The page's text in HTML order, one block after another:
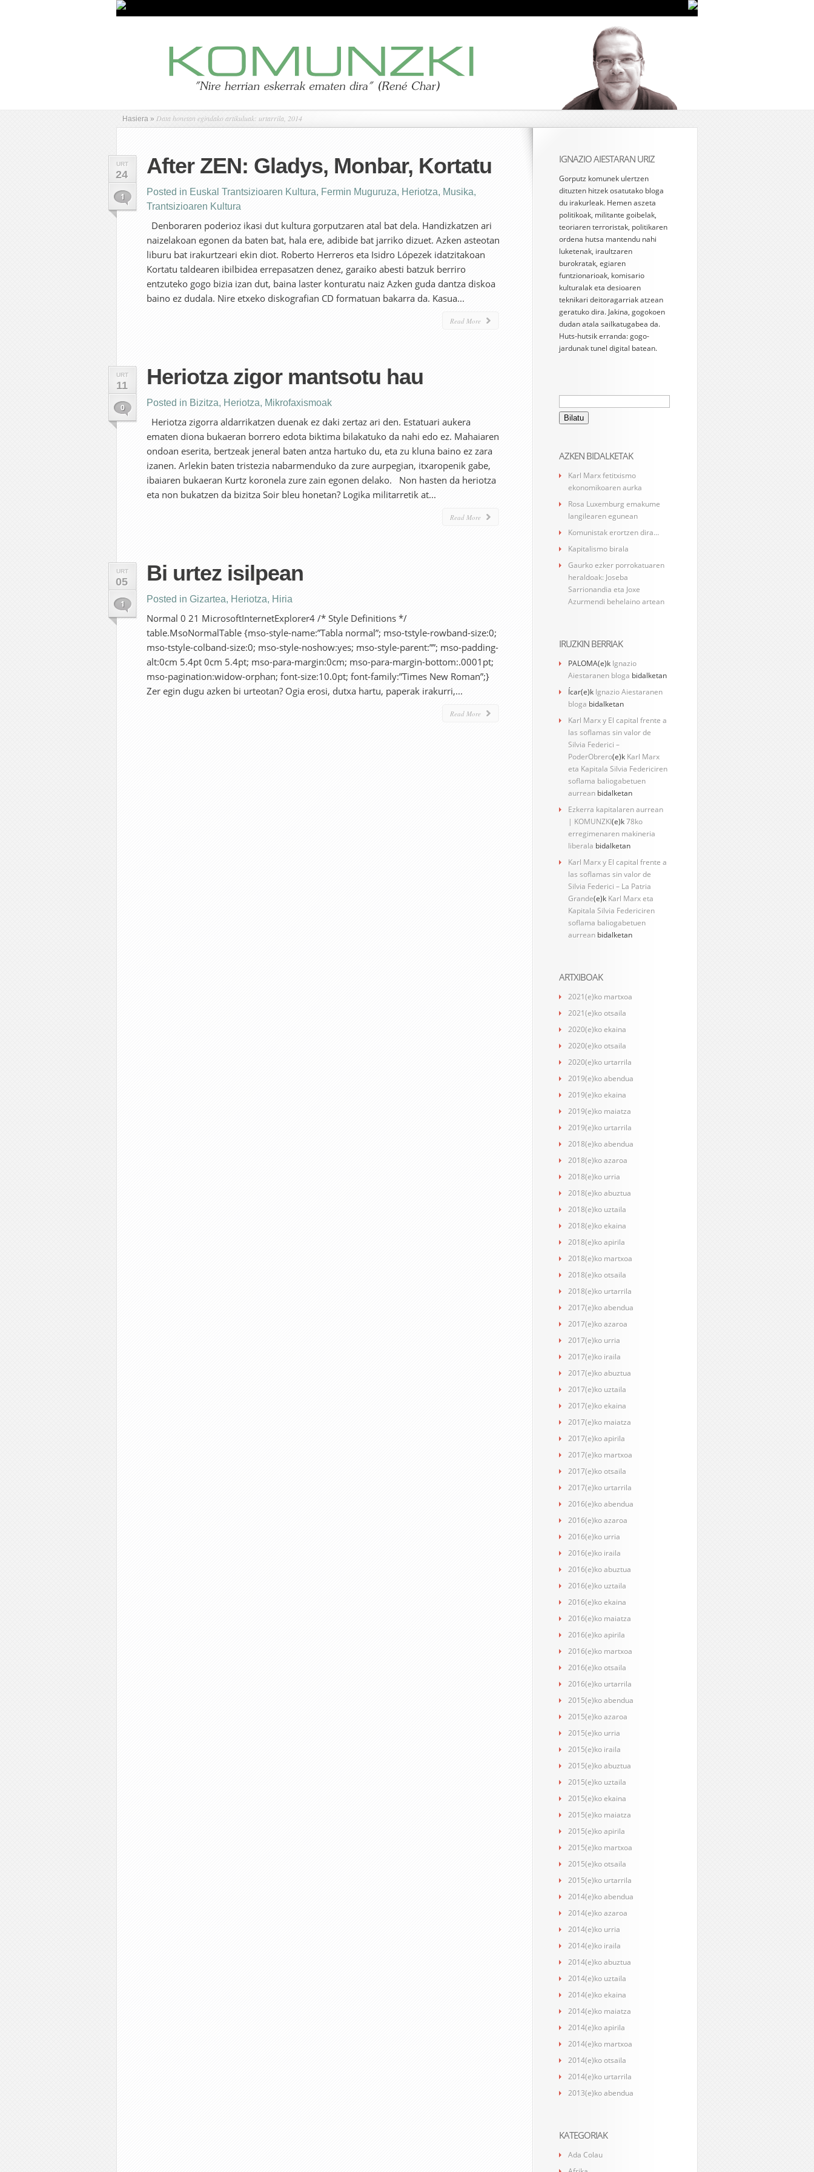
Hasiera » Data honetan egindako artikuluak: urtarrila, 2014
URT
24
1
After ZEN: Gladys, Monbar, Kortatu
Posted in Euskal Trantsizioaren Kultura, Fermin Muguruza, Heriotza, Musika,
Trantsizioaren Kultura
Denboraren poderioz ikasi dut kultura gorputzaren atal bat dela. Handizkatzen ari
naizelakoan egonen da baten bat, hala ere, adibide bat jarriko dizuet. Azken asteotan
liburu bat irakurtzeari ekin diot. Roberto Herreros eta Isidro Lópezek idatzitakoan
Kortatu taldearen ibilbidea errepasatzen denez, garaiko abesti batzuk berriro
entzuteko gogo bizia izan dut, baina laster konturatu naiz Azken guda dantza diskoa
baino ez dudala. Nire etxeko diskografian CD formatuan bakarra da. Kasua...
Read More
URT
11
0
Heriotza zigor mantsotu hau
Posted in Bizitza, Heriotza, Mikrofaxismoak
Heriotza zigorra aldarrikatzen duenak ez daki zertaz ari den. Estatuari aukera
ematen diona bukaeran borrero edota biktima bilakatuko da nahi edo ez. Mahaiaren
ondoan eserita, bertzeak jeneral baten antza hartuko du, eta zu kluna baino ez zara
izanen. Arlekin baten tristezia nabarmenduko da zure aurpegian, itxaropenik gabe,
ibaiaren bukaeran Kurtz koronela zure zain egonen delako. Non hasten da heriotza
eta non bukatzen da bizitza Soir bleu honetan? Logika militarretik at...
Read More
URT
05
1
Bi urtez isilpean
Posted in Gizartea, Heriotza, Hiria
Normal 0 21 MicrosoftInternetExplorer4 /* Style Definitions */
table.MsoNormalTable {mso-style-name:”Tabla normal”; mso-tstyle-rowband-size:0;
mso-tstyle-colband-size:0; mso-style-noshow:yes; mso-style-parent:””; mso-padding-
alt:0cm 5.4pt 0cm 5.4pt; mso-para-margin:0cm; mso-para-margin-bottom:.0001pt;
mso-pagination:widow-orphan; font-size:10.0pt; font-family:”Times New Roman”;}
Zer egin dugu azken bi urteotan? Ogia erosi, dutxa hartu, paperak irakurri,...
Read More
IGNAZIO AIESTARAN URIZ
Gorputz komunek ulertzen
dituzten hitzek osatutako bloga
du irakurleak. Hemen aszeta
politikoak, militante goibelak,
teoriaren terroristak, politikaren
ordena hutsa mantendu nahi
luketenak, iraultzaren
burokratak, egiaren
funtzionarioak, komisario
kulturalak eta desioaren
teknikari deitoragarriak atzean
geratuko dira. Jakina, gogokoen
dudan atala sailkatugabea da.
Huts-hutsik erranda: gogo-
jardunak tunel digital batean.
Bilatu:
AZKEN BIDALKETAK
Karl Marx fetitxismo
ekonomikoaren aurka
Rosa Luxemburg emakume
langilearen egunean
Komunistak erortzen dira…
Kapitalismo birala
Gaurko ezker porrokatuaren
heraldoak: Joseba
Sarrionandia eta Joxe
Azurmendi behelaino artean
IRUZKIN BERRIAK
PALOMA(e)k Ignazio
Aiestaranen bloga bidalketan
Ícar(e)k Ignazio Aiestaranen
bloga bidalketan
Karl Marx y El capital frente a
las soflamas sin valor de
Silvia Federici –
PoderObrero(e)k Karl Marx
eta Kapitala Silvia Federiciren
soflama baliogabetuen
aurrean bidalketan
Ezkerra kapitalaren aurrean
| KOMUNZKI(e)k78ko
erregimenaren makineria
liberala bidalketan
Karl Marx y El capital frente a
las soflamas sin valor de
Silvia Federici – La Patria
Grande(e)k Karl Marx eta
Kapitala Silvia Federiciren
soflama baliogabetuen
aurrean bidalketan
ARTXIBOAK
2021(e)ko martxoa
2021(e)ko otsaila
2020(e)ko ekaina
2020(e)ko otsaila
2020(e)ko urtarrila
2019(e)ko abendua
2019(e)ko ekaina
2019(e)ko maiatza
2019(e)ko urtarrila
2018(e)ko abendua
2018(e)ko azaroa
2018(e)ko urria
2018(e)ko abuztua
2018(e)ko uztaila
2018(e)ko ekaina
2018(e)ko apirila
2018(e)ko martxoa
2018(e)ko otsaila
2018(e)ko urtarrila
2017(e)ko abendua
2017(e)ko azaroa
2017(e)ko urria
2017(e)ko iraila
2017(e)ko abuztua
2017(e)ko uztaila
2017(e)ko ekaina
2017(e)ko maiatza
2017(e)ko apirila
2017(e)ko martxoa
2017(e)ko otsaila
2017(e)ko urtarrila
2016(e)ko abendua
2016(e)ko azaroa
2016(e)ko urria
2016(e)ko iraila
2016(e)ko abuztua
2016(e)ko uztaila
2016(e)ko ekaina
2016(e)ko maiatza
2016(e)ko apirila
2016(e)ko martxoa
2016(e)ko otsaila
2016(e)ko urtarrila
2015(e)ko abendua
2015(e)ko azaroa
2015(e)ko urria
2015(e)ko iraila
2015(e)ko abuztua
2015(e)ko uztaila
2015(e)ko ekaina
2015(e)ko maiatza
2015(e)ko apirila
2015(e)ko martxoa
2015(e)ko otsaila
2015(e)ko urtarrila
2014(e)ko abendua
2014(e)ko azaroa
2014(e)ko urria
2014(e)ko iraila
2014(e)ko abuztua
2014(e)ko uztaila
2014(e)ko ekaina
2014(e)ko maiatza
2014(e)ko apirila
2014(e)ko martxoa
2014(e)ko otsaila
2014(e)ko urtarrila
2013(e)ko abendua
KATEGORIAK
Ada Colau